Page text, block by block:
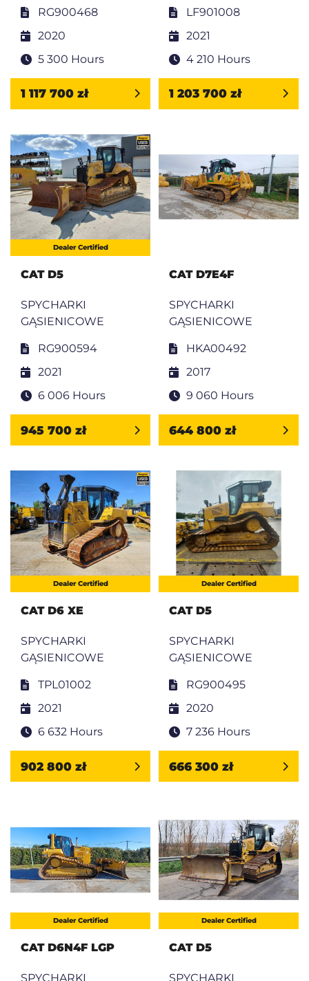
RG900468
2020
5 300 Hours
1 117 700 zł
LF901008
2021
4 210 Hours
1 203 700 zł
Dealer Certified
CAT D5
SPYCHARKI
GĄSIENICOWE
RG900594
2021
6 006 Hours
945 700 zł
CAT D7E4F
SPYCHARKI
GĄSIENICOWE
HKA00492
2017
9 060 Hours
644 800 zł
Dealer Certified
CAT D6 XE
SPYCHARKI
GĄSIENICOWE
TPL01002
2021
6 632 Hours
902 800 zł
Dealer Certified
CAT D5
SPYCHARKI
GĄSIENICOWE
RG900495
2020
7 236 Hours
666 300 zł
Dealer Certified
CAT D6N4F LGP
SPYCHARKI
Dealer Certified
CAT D5
SPYCHARKI